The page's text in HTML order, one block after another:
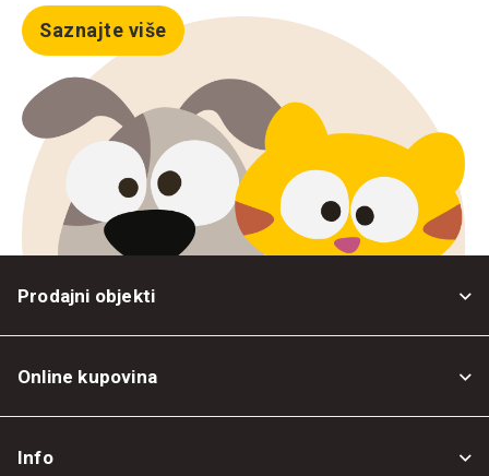
Saznajte više
Prodajni objekti
Online kupovina
Info